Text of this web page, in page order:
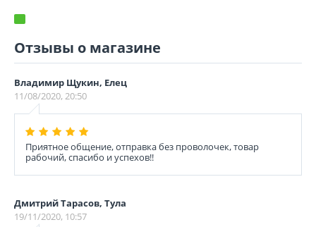
Отзывы о магазине
Владимир Щукин, Елец
11/08/2020, 20:50
Приятное общение, отправка без проволочек, товар
рабочий, спасибо и успехов!!
Дмитрий Тарасов, Тула
19/11/2020, 10:57